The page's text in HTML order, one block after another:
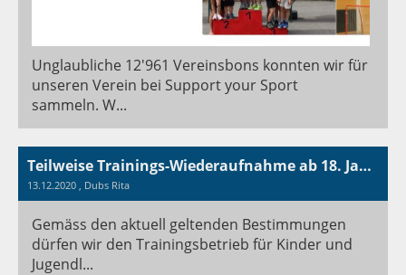
Unglaubliche 12'961 Vereinsbons konnten wir für
unseren Verein bei Support your Sport
sammeln. W...
Teilweise Trainings-Wiederaufnahme ab 18. Januar 2021
13.12.2020 , Dubs Rita
Gemäss den aktuell geltenden Bestimmungen
dürfen wir den Trainingsbetrieb für Kinder und
Jugendl...